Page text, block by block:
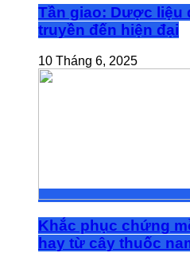
Tần giao: Dược liệu
truyền đến hiện đại
10 Tháng 6, 2025
Khắc phục chứng
hay từ cây thuốc